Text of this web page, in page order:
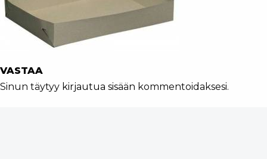
VASTAA
Sinun täytyy kirjautua sisään kommentoidaksesi.